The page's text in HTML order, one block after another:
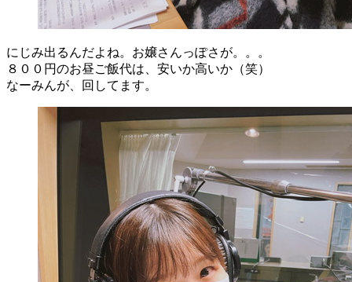
にじみ出るんだよね。お嬢さんっぽさが。。。
８００円のお昼ご飯代は、安いか高いか（笑）
なーみんが、回してます。